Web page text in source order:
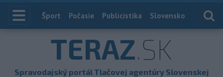
Index
Šport Počasie Publicistika Slovensko
TERAZ.SK
Spravodajský portál Tlačovej agentúry Slovenskej